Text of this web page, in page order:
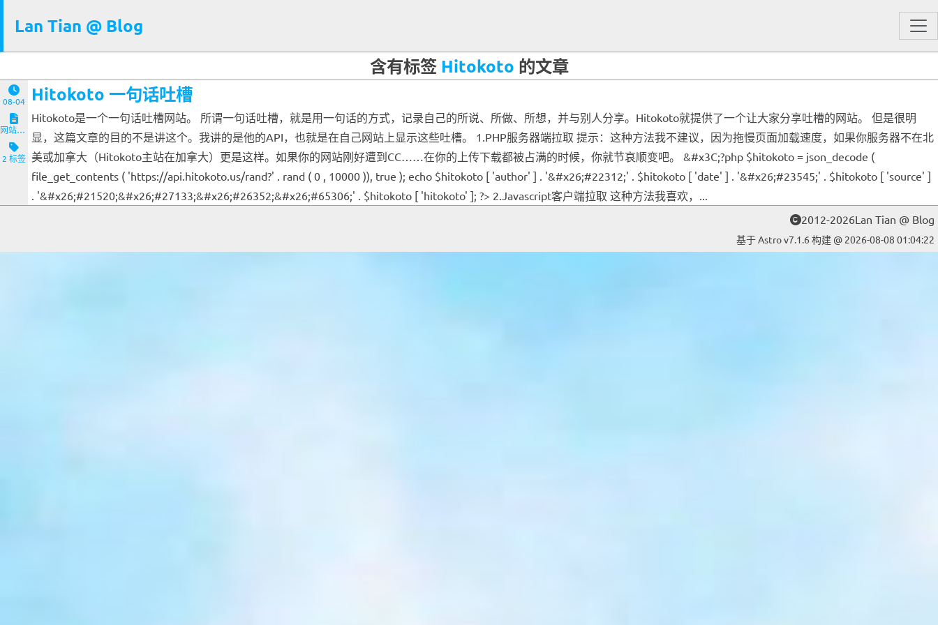
Lan Tian @ Blog
含有标签 Hitokoto 的文章
08-04
网站与服务端
2 标签
Hitokoto 一句话吐槽
Hitokoto是一个一句话吐槽网站。 所谓一句话吐槽，就是用一句话的方式，记录自己的所说、所做、所想，并与别人分享。Hitokoto就提供了一个让大家分享吐槽的网站。 但是很明
显，这篇文章的目的不是讲这个。我讲的是他的API，也就是在自己网站上显示这些吐槽。 1.PHP服务器端拉取 提示：这种方法我不建议，因为拖慢页面加载速度，如果你服务器不在北
美或加拿大（Hitokoto主站在加拿大）更是这样。如果你的网站刚好遭到CC……在你的上传下载都被占满的时候，你就节哀顺变吧。 &#x3C;?php $hitokoto = json_decode (
file_get_contents ( 'https://api.hitokoto.us/rand?' . rand ( 0 , 10000 )), true ); echo $hitokoto [ 'author' ] . '&#x26;#22312;' . $hitokoto [ 'date' ] . '&#x26;#23545;' . $hitokoto [ 'source' ]
. '&#x26;#21520;&#x26;#27133;&#x26;#26352;&#x26;#65306;' . $hitokoto [ 'hitokoto' ]; ?> 2.Javascript客户端拉取 这种方法我喜欢，...
2012-2026Lan Tian @ Blog
基于 Astro v7.1.6 构建 @ 2026-08-08 01:04:22